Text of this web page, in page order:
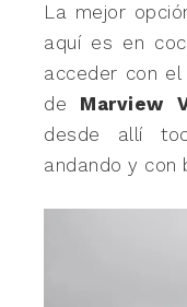
La mejor
aquí es en
acceder con
de Marview
desde allí
andando y con